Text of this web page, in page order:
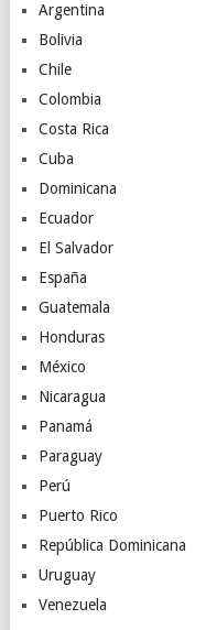
Argentina
Bolivia
Chile
Colombia
Costa Rica
Cuba
Dominicana
Ecuador
El Salvador
España
Guatemala
Honduras
México
Nicaragua
Panamá
Paraguay
Perú
Puerto Rico
República Dominicana
Uruguay
Venezuela